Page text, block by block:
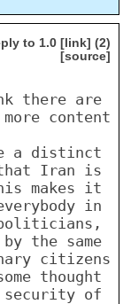
to 1.0 [link]
[source]
there are
a distinct
Iran is
makes it
in
the same
thought
security of